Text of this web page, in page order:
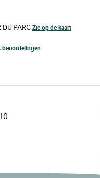
DU PARCZie op de kaart
beoordelingen